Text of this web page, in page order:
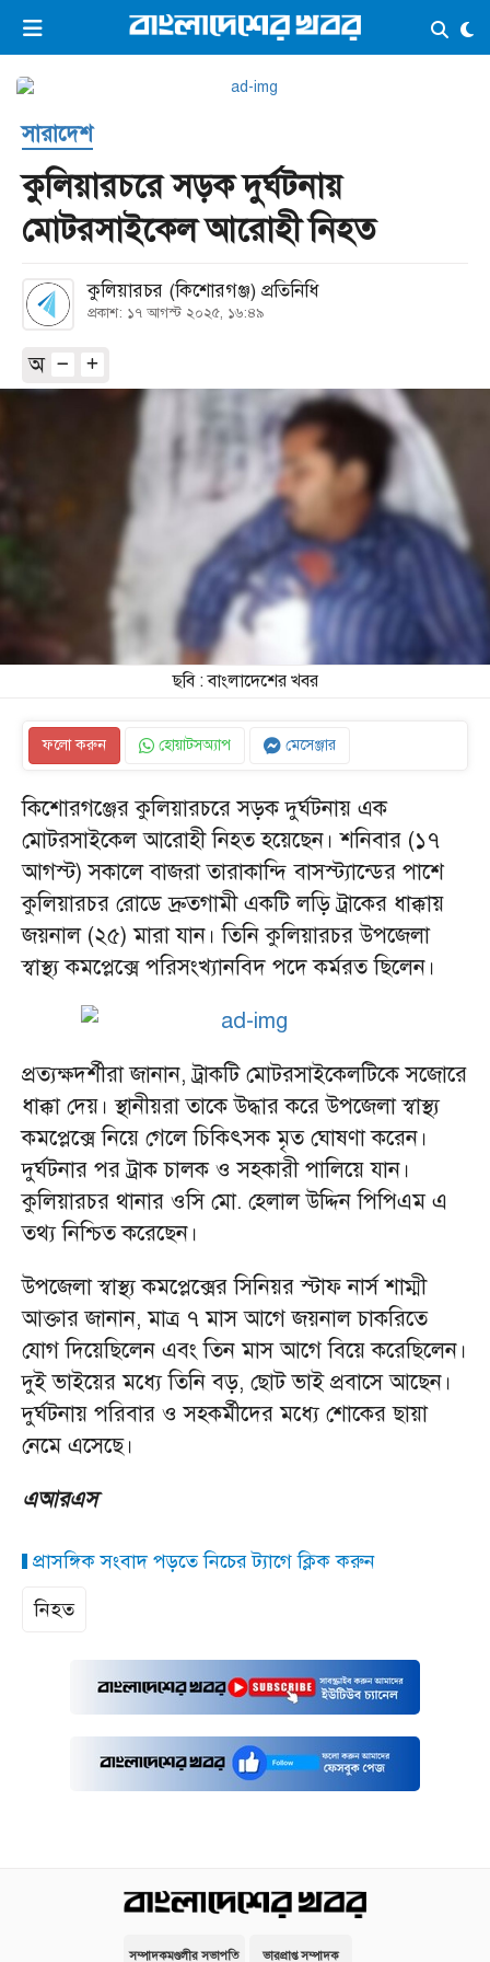
ভিডিও ই-পেপার লগইন ×
প্রচ্ছদ
সর্বশেষ
সব বিভাগ
আর্কাইভ
কনভার্টার
সারাদেশ
কুলিয়ারচরে সড়ক দুর্ঘটনায়
মোটরসাইকেল আরোহী নিহত
কুলিয়ারচর (কিশোরগঞ্জ) প্রতিনিধি
প্রকাশ: ১৭ আগস্ট ২০২৫, ১৬:৪৯
অ
ছবি : বাংলাদেশের খবর
ফলো করুন হোয়াটসঅ্যাপ মেসেঞ্জার
কিশোরগঞ্জের কুলিয়ারচরে সড়ক দুর্ঘটনায় এক
মোটরসাইকেল আরোহী নিহত হয়েছেন। শনিবার (১৭
আগস্ট) সকালে বাজরা তারাকান্দি বাসস্ট্যান্ডের পাশে
কুলিয়ারচর রোডে দ্রুতগামী একটি লড়ি ট্রাকের ধাক্কায়
জয়নাল (২৫) মারা যান। তিনি কুলিয়ারচর উপজেলা
স্বাস্থ্য কমপ্লেক্সে পরিসংখ্যানবিদ পদে কর্মরত ছিলেন।
প্রত্যক্ষদর্শীরা জানান, ট্রাকটি মোটরসাইকেলটিকে সজোরে
ধাক্কা দেয়। স্থানীয়রা তাকে উদ্ধার করে উপজেলা স্বাস্থ্য
কমপ্লেক্সে নিয়ে গেলে চিকিৎসক মৃত ঘোষণা করেন।
দুর্ঘটনার পর ট্রাক চালক ও সহকারী পালিয়ে যান।
কুলিয়ারচর থানার ওসি মো. হেলাল উদ্দিন পিপিএম এ
তথ্য নিশ্চিত করেছেন।
উপজেলা স্বাস্থ্য কমপ্লেক্সের সিনিয়র স্টাফ নার্স শাম্মী
আক্তার জানান, মাত্র ৭ মাস আগে জয়নাল চাকরিতে
যোগ দিয়েছিলেন এবং তিন মাস আগে বিয়ে করেছিলেন।
দুই ভাইয়ের মধ্যে তিনি বড়, ছোট ভাই প্রবাসে আছেন।
দুর্ঘটনায় পরিবার ও সহকর্মীদের মধ্যে শোকের ছায়া
নেমে এসেছে।
এআরএস
প্রাসঙ্গিক সংবাদ পড়তে নিচের ট্যাগে ক্লিক করুন
নিহত
সম্পাদকমণ্ডলীর সভাপতি ভারপ্রাপ্ত সম্পাদক